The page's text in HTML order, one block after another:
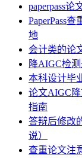
paperpass
PaperPass
地
会计类的论
降AIGC检
本科设计毕
论文AIGC
指南
答辩后修改
说）
查重论文注